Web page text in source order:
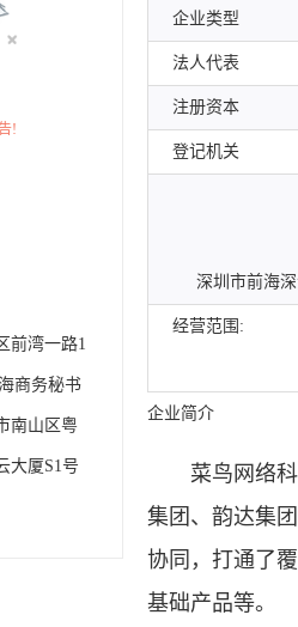
!
前湾一路1
商务秘书
南山区粤
大厦S1号
企业类型
法人代表
注册资本
登记机关
企业地址:
深圳市前海
里云大厦S1
经营范围:
企业简介
菜鸟网络科
集团、韵达集
协同，打通了
基础产品等。